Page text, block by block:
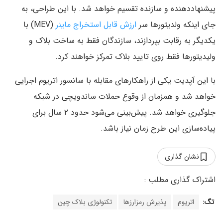
پیشنهاددهنده و سازنده تقسیم خواهد شد. با این طراحی، به
جای اینکه ولدیتورها سر ارزش قابل استخراج ماینر
(MEV) با
یکدیگر به رقابت بپردازند، سازندگان فقط به ساخت بلاک و
ولیدیتورها فقط روی تایید بلاک تمرکز خواهند کرد.
با این آپدیت یکی از راهکارهای مقابله با سانسور اتریوم اجرایی
خواهد شد و همزمان از وقوع حملات ساندویچی در شبکه
جلوگیری خواهد شد. پیش‌بینی می‌شود حدود ۲ سال برای
پیاده‌سازی این طرح زمان نیاز باشد.
نشان گذاری
تگ: اتریوم پذیرش رمزارزها تکنولوژی بلاک چین